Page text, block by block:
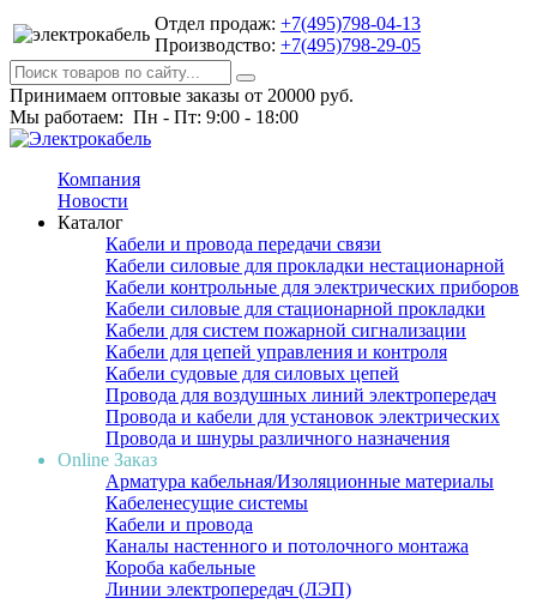
Отдел продаж: +7(495)798-04-13
Производство: +7(495)798-29-05
Принимаем оптовые заказы от 20000 руб.
Мы работаем: Пн - Пт: 9:00 - 18:00
Компания
Новости
Каталог
Кабели и провода передачи связи
Кабели силовые для прокладки нестационарной
Кабели контрольные для электрических приборов
Кабели силовые для стационарной прокладки
Кабели для систем пожарной сигнализации
Кабели для цепей управления и контроля
Кабели судовые для силовых цепей
Провода для воздушных линий электропередач
Провода и кабели для установок электрических
Провода и шнуры различного назначения
Online Заказ
Арматура кабельная/Изоляционные материалы
Кабеленесущие системы
Кабели и провода
Каналы настенного и потолочного монтажа
Короба кабельные
Линии электропередач (ЛЭП)